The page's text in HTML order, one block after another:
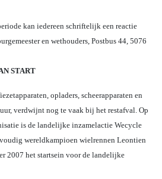
kan iedereen schriftelijk een reactie
en wethouders, Postbus 44, 5076
START
opladers, scheerapparaten en
verdwijnt nog te vaak bij het restafval. Op
is de landelijke inzamelactie Wecycle
wereldkampioen wielrennen Leontien
2007 het startsein voor de landelijke